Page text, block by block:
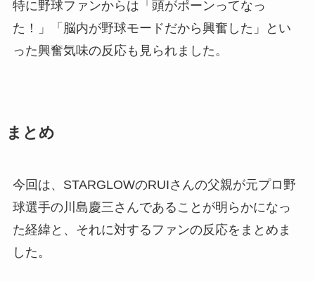
特に野球ファンからは「頭がポーンってなっ
た！」「脳内が野球モードだから興奮した」とい
った興奮気味の反応も見られました。
まとめ
今回は、STARGLOWのRUIさんの父親が元プロ野
球選手の川島慶三さんであることが明らかになっ
た経緯と、それに対するファンの反応をまとめま
した。